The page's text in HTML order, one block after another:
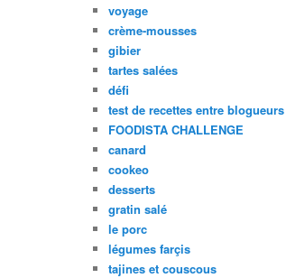
voyage
crème-mousses
gibier
tartes salées
défi
test de recettes entre blogueurs
FOODISTA CHALLENGE
canard
cookeo
desserts
gratin salé
le porc
légumes farçis
tajines et couscous